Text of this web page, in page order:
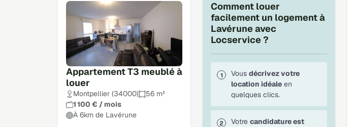
Appartement T3 meublé à
louer
Montpellier (34000)
56 m²
1 100 € / mois
À 6km de Lavérune
Comment louer
facilement un logement à
Lavérune avec
Locservice ?
Vous décrivez votre
location idéale en
quelques clics.
Votre candidature est